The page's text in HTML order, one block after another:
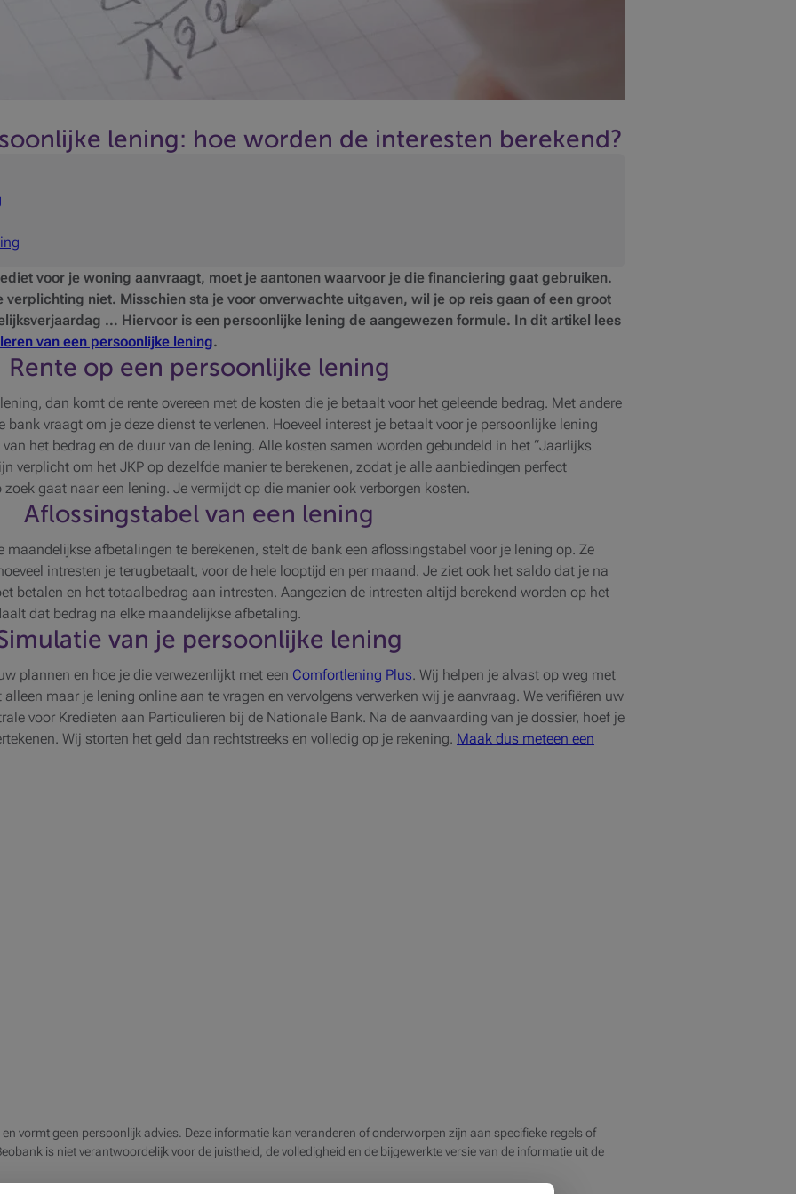
lening: hoe worden de interesten berekend?
voor je woning aanvraagt, moet je aantonen waarvoor je die financiering gaat gebruiken.
niet. Misschien sta je voor onverwachte uitgaven, wil je op reis gaan of een groot
… Hiervoor is een persoonlijke lening de aangewezen formule. In dit artikel lees
van een persoonlijke lening.
Rente op een persoonlijke lening
dan komt de rente overeen met de kosten die je betaalt voor het geleende bedrag. Met andere
bank vraagt om je deze dienst te verlenen. Hoeveel interest je betaalt voor je persoonlijke lening
het bedrag en de duur van de lening. Alle kosten samen worden gebundeld in het “Jaarlijks
verplicht om het JKP op dezelfde manier te berekenen, zodat je alle aanbiedingen perfect
gaat naar een lening. Je vermijdt op die manier ook verborgen kosten.
Aflossingstabel van een lening
maandelijkse afbetalingen te berekenen, stelt de bank een aflossingstabel voor je lening op. Ze
intresten je terugbetaalt, voor de hele looptijd en per maand. Je ziet ook het saldo dat je na
betalen en het totaalbedrag aan intresten. Aangezien de intresten altijd berekend worden op het
dat bedrag na elke maandelijkse afbetaling.
van je persoonlijke lening
plannen en hoe je die verwezenlijkt met een Comfortlening Plus. Wij helpen je alvast op weg met
maar je lening online aan te vragen en vervolgens verwerken wij je aanvraag. We verifiëren uw
voor Kredieten aan Particulieren bij de Nationale Bank. Na de aanvaarding van je dossier, hoef je
Wij storten het geld dan rechtstreeks en volledig op je rekening. Maak dus meteen een
vormt geen persoonlijk advies. Deze informatie kan veranderen of onderworpen zijn aan specifieke regels of
is niet verantwoordelijk voor de juistheid, de volledigheid en de bijgewerkte versie van de informatie uit de